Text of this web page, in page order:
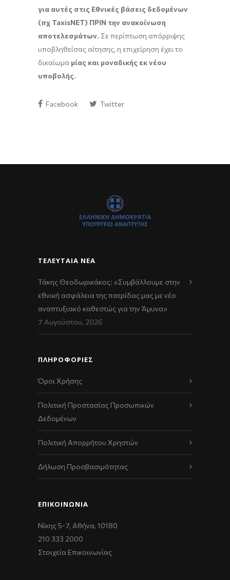
για αυτές στις Εθνικές βάσεις δεδομένων
(πχ TaxisNET) ΠΡΙΝ την ανακοίνωση
αποτελεσμάτων. Σε περίπτωση απόρριψης
υποβληθείσας αίτησης, η επιχείρηση έχει το
δικαίωμα μίας και μοναδικής εκ νέου
υποβολής.
Facebook Twitter
ΤΕΛΕΥΤΑΊΑ ΝΈΑ
Τάκης Θεοδωρικάκος: «Συμβάλλουμε στην
εθνική ασφάλεια της πατρίδας μας με νέο
αναπτυξιακό καθεστώς για την Άμυνα»
7 Αυγούστου, 2026
ΠΛΗΡΟΦΟΡΙΕΣ
Όροι Χρήσης
Πολιτική Προστασίας Προσωπικών
Δεδομένων
Πολιτική Απορρήτου Χρηστών
Δήλωση Προσβασιμότητας
ΕΠΙΚΟΙΝΩΝΊΑ
Νίκης 5-7, Αθήνα, 10180
210 333 2000
Στοιχεία Επικοινωνίας